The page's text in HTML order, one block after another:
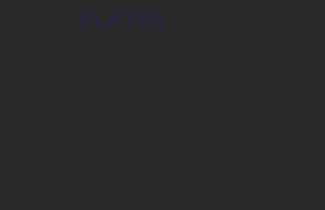
PLATBY